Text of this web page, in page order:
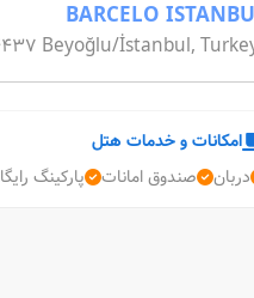
BARCELO
Beyoğlu/İstanbul,
امکانات و خدمات هتل
دربان
صندوق امانات پارکینگ